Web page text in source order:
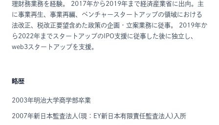
理財務業務を経験。 2017年から2019年まで経済産業省に出向。主
に事業再生、事業再編、ベンチャースタートアップの領域における
法改正、税改正要望含めた政策の企画・立案業務に従事。 2019年か
ら2022年までスタートアップのIPO支援に従事した後に独立し、
web3スタートアップを支援。
略歴
2003年明治大学商学部卒業
2007年新日本監査法人(現：EY新日本有限責任監査法人)入所